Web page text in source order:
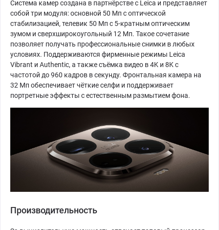
Система камер создана в партнёрстве с Leica и представляет
собой три модуля: основной 50 Мп с оптической
стабилизацией, телевик 50 Мп с 5-кратным оптическим
зумом и сверхширокоугольный 12 Мп. Такое сочетание
позволяет получать профессиональные снимки в любых
условиях. Поддерживаются фирменные режимы Leica
Vibrant и Authentic, а также съёмка видео в 4K и 8K с
частотой до 960 кадров в секунду. Фронтальная камера на
32 Мп обеспечивает чёткие селфи и поддерживает
портретные эффекты с естественным размытием фона.
Производительность